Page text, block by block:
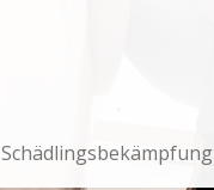
Schädlingsbekämpfung